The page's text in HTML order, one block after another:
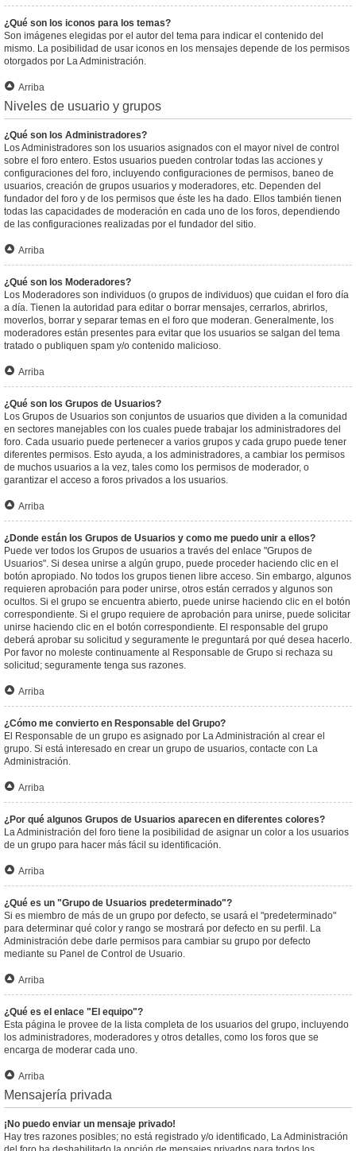
¿Qué son los iconos para los temas?
Son imágenes elegidas por el autor del tema para indicar el contenido del
mismo. La posibilidad de usar iconos en los mensajes depende de los permisos
otorgados por La Administración.
Arriba
Niveles de usuario y grupos
¿Qué son los Administradores?
Los Administradores son los usuarios asignados con el mayor nivel de control
sobre el foro entero. Estos usuarios pueden controlar todas las acciones y
configuraciones del foro, incluyendo configuraciones de permisos, baneo de
usuarios, creación de grupos usuarios y moderadores, etc. Dependen del
fundador del foro y de los permisos que éste les ha dado. Ellos también tienen
todas las capacidades de moderación en cada uno de los foros, dependiendo
de las configuraciones realizadas por el fundador del sitio.
Arriba
¿Qué son los Moderadores?
Los Moderadores son individuos (o grupos de individuos) que cuidan el foro día
a día. Tienen la autoridad para editar o borrar mensajes, cerrarlos, abrirlos,
moverlos, borrar y separar temas en el foro que moderan. Generalmente, los
moderadores están presentes para evitar que los usuarios se salgan del tema
tratado o publiquen spam y/o contenido malicioso.
Arriba
¿Qué son los Grupos de Usuarios?
Los Grupos de Usuarios son conjuntos de usuarios que dividen a la comunidad
en sectores manejables con los cuales puede trabajar los administradores del
foro. Cada usuario puede pertenecer a varios grupos y cada grupo puede tener
diferentes permisos. Esto ayuda, a los administradores, a cambiar los permisos
de muchos usuarios a la vez, tales como los permisos de moderador, o
garantizar el acceso a foros privados a los usuarios.
Arriba
¿Donde están los Grupos de Usuarios y como me puedo unir a ellos?
Puede ver todos los Grupos de usuarios a través del enlace "Grupos de
Usuarios". Si desea unirse a algún grupo, puede proceder haciendo clic en el
botón apropiado. No todos los grupos tienen libre acceso. Sin embargo, algunos
requieren aprobación para poder unirse, otros están cerrados y algunos son
ocultos. Si el grupo se encuentra abierto, puede unirse haciendo clic en el botón
correspondiente. Si el grupo requiere de aprobación para unirse, puede solicitar
unirse haciendo clic en el botón correspondiente. El responsable del grupo
deberá aprobar su solicitud y seguramente le preguntará por qué desea hacerlo.
Por favor no moleste continuamente al Responsable de Grupo si rechaza su
solicitud; seguramente tenga sus razones.
Arriba
¿Cómo me convierto en Responsable del Grupo?
El Responsable de un grupo es asignado por La Administración al crear el
grupo. Si está interesado en crear un grupo de usuarios, contacte con La
Administración.
Arriba
¿Por qué algunos Grupos de Usuarios aparecen en diferentes colores?
La Administración del foro tiene la posibilidad de asignar un color a los usuarios
de un grupo para hacer más fácil su identificación.
Arriba
¿Qué es un "Grupo de Usuarios predeterminado"?
Si es miembro de más de un grupo por defecto, se usará el "predeterminado"
para determinar qué color y rango se mostrará por defecto en su perfil. La
Administración debe darle permisos para cambiar su grupo por defecto
mediante su Panel de Control de Usuario.
Arriba
¿Qué es el enlace "El equipo"?
Esta página le provee de la lista completa de los usuarios del grupo, incluyendo
los administradores, moderadores y otros detalles, como los foros que se
encarga de moderar cada uno.
Arriba
Mensajería privada
¡No puedo enviar un mensaje privado!
Hay tres razones posibles; no está registrado y/o identificado, La Administración